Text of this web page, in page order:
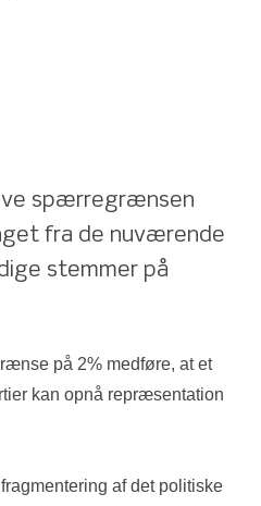
spærregrænsen
fra de nuværende
stemmer på
på 2% medføre, at et
kan opnå repræsentation
af det politiske